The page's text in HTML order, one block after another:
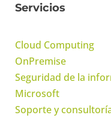
Servicios
Cloud Computing
OnPremise
Seguridad de la
Microsoft
Soporte y